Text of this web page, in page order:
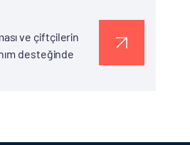
ve çiftçilerin
desteğinde